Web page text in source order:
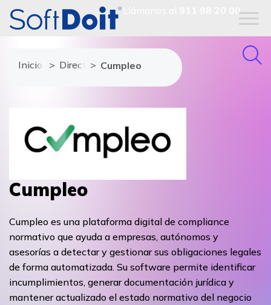
911 98 20 00
Inicio Directorio de proveedores
Cumpleo
Cumpleo
Cumpleo es una plataforma digital de compliance
normativo que ayuda a empresas, autónomos y
asesorías a detectar y gestionar sus obligaciones legales
de forma automatizada. Su software permite identificar
incumplimientos, generar documentación jurídica y
mantener actualizado el estado normativo del negocio